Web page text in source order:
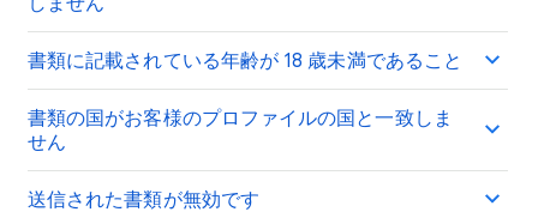
書類に記載されている年齢が 18 歳未満であること
書類の国がお客様のプロファイルの国と一致しま
せん
送信された書類が無効です